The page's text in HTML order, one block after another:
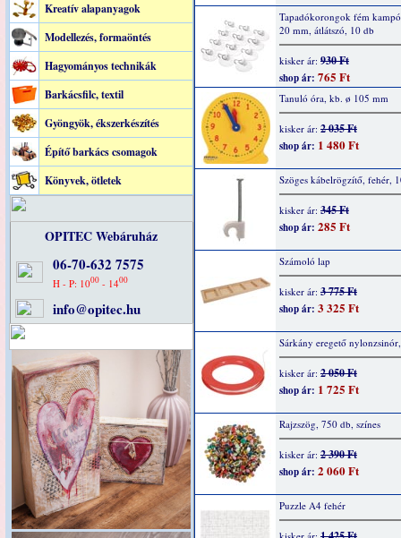
Kreatív alapanyagok
Modellezés, formaöntés
Hagyományos technikák
Barkácsfilc, textil
Gyöngyök, ékszerkészítés
Építő barkács csomagok
Könyvek, ötletek
OPITEC Webáruház
06-70-632 7575
H - P: 1000- 1400
info@opitec.hu
Tapadókorongok fém
20 mm, átlátszó, 10 db
kisker ár: 930 Ft
shop ár: 765 Ft
Tanuló óra, kb. ø 105 mm
kisker ár: 2 035 Ft
shop ár: 1 480 Ft
Szöges kábelrögzítő, fehér,
kisker ár: 345 Ft
shop ár: 285 Ft
Számoló lap
kisker ár: 3 775 Ft
shop ár: 3 325 Ft
Sárkány eregető
kisker ár: 2 050 Ft
shop ár: 1 725 Ft
Rajzszög, 750 db, színes
kisker ár: 2 390 Ft
shop ár: 2 060 Ft
Puzzle A4 fehér